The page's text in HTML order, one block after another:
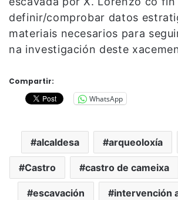
definir/comprobar datos
materiais necesarios para
na investigación deste
Compartir:
WhatsApp
alcaldesa arqueoloxía
Castro castro de cameixa
escavación intervención